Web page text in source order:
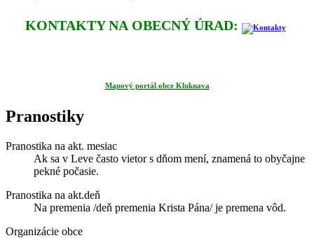
KONTAKTY NA OBECNÝ ÚRAD:
Mapový portál obce Kluknava
Pranostiky
Pranostika na akt. mesiac
Ak sa v Leve často vietor s dňom mení, znamená to obyčajne
pekné počasie.
Pranostika na akt.deň
Na premenia /deň premenia Krista Pána/ je premena vôd.
Organizácie obce